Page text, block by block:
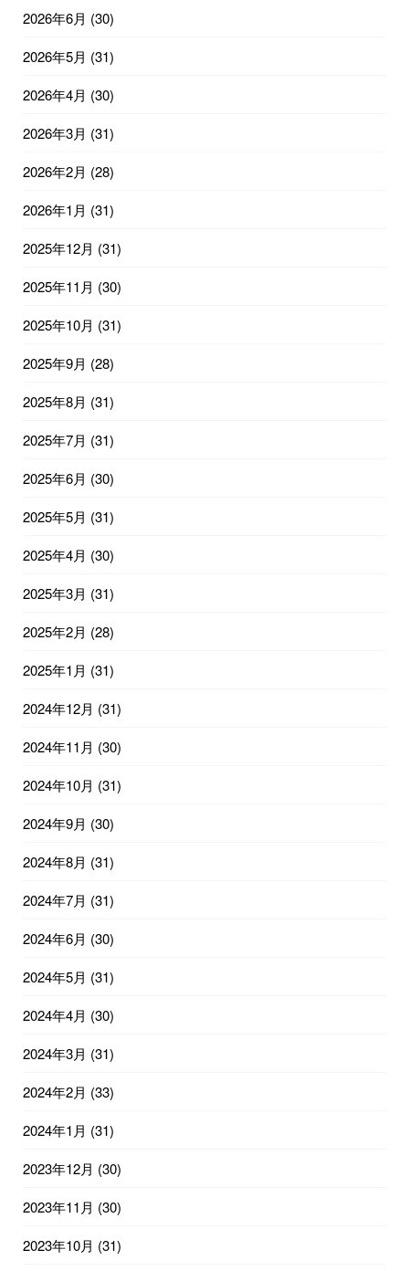
2026年6月 (30)
2026年5月 (31)
2026年4月 (30)
2026年3月 (31)
2026年2月 (28)
2026年1月 (31)
2025年12月 (31)
2025年11月 (30)
2025年10月 (31)
2025年9月 (28)
2025年8月 (31)
2025年7月 (31)
2025年6月 (30)
2025年5月 (31)
2025年4月 (30)
2025年3月 (31)
2025年2月 (28)
2025年1月 (31)
2024年12月 (31)
2024年11月 (30)
2024年10月 (31)
2024年9月 (30)
2024年8月 (31)
2024年7月 (31)
2024年6月 (30)
2024年5月 (31)
2024年4月 (30)
2024年3月 (31)
2024年2月 (33)
2024年1月 (31)
2023年12月 (30)
2023年11月 (30)
2023年10月 (31)